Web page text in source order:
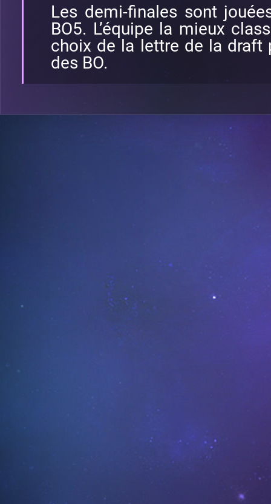
Les demi-finales sont
BO5. L’équipe la mieux
choix de la lettre de la draft
des BO.